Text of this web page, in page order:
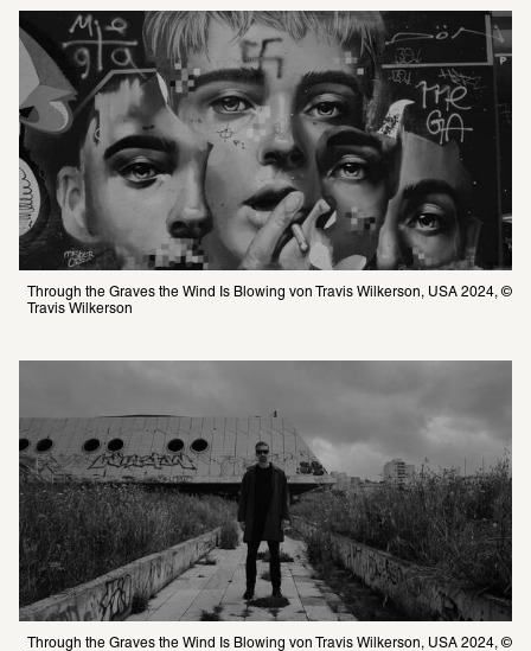
Through the Graves the Wind Is Blowing von Travis Wilkerson, USA 2024, ©
Travis Wilkerson
Through the Graves the Wind Is Blowing von Travis Wilkerson, USA 2024, ©